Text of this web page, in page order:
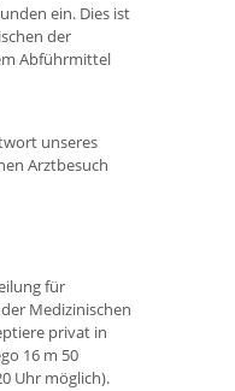
ein. Dies ist
der
Abführmittel
unseres
Arztbesuch
für
Medizinischen
privat in
16 m 50
Uhr möglich).